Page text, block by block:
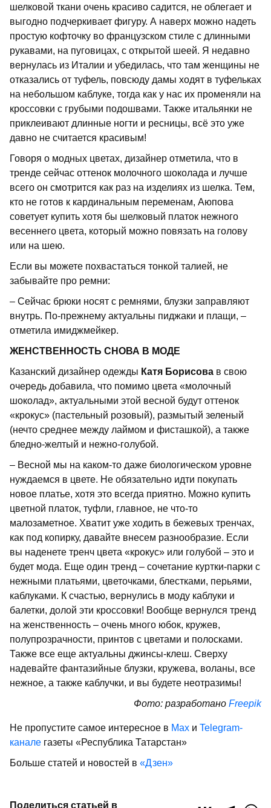
шелковой ткани очень красиво садится, не облегает и
выгодно подчеркивает фигуру. А наверх можно надеть
простую кофточку во французском стиле с длинными
рукавами, на пуговицах, с открытой шеей. Я недавно
вернулась из Италии и убедилась, что там женщины не
отказались от туфель, повсюду дамы ходят в туфельках
на небольшом каблуке, тогда как у нас их променяли на
кроссовки с грубыми подошвами. Также итальянки не
приклеивают длинные ногти и ресницы, всё это уже
давно не считается красивым!
Говоря о модных цветах, дизайнер отметила, что в
тренде сейчас оттенок молочного шоколада и лучше
всего он смотрится как раз на изделиях из шелка. Тем,
кто не готов к кардинальным переменам, Аюпова
советует купить хотя бы шелковый платок нежного
весеннего цвета, который можно повязать на голову
или на шею.
Если вы можете похвастаться тонкой талией, не
забывайте про ремни:
– Сейчас брюки носят с ремнями, блузки заправляют
внутрь. По-прежнему актуальны пиджаки и плащи, –
отметила имиджмейкер.
ЖЕНСТВЕННОСТЬ СНОВА В МОДЕ
Казанский дизайнер одежды Катя Борисова в свою
очередь добавила, что помимо цвета «молочный
шоколад», актуальными этой весной будут оттенок
«крокус» (пастельный розовый), размытый зеленый
(нечто среднее между лаймом и фисташкой), а также
бледно-желтый и нежно-голубой.
– Весной мы на каком-то даже биологическом уровне
нуждаемся в цвете. Не обязательно идти покупать
новое платье, хотя это всегда приятно. Можно купить
цветной платок, туфли, главное, не что-то
малозаметное. Хватит уже ходить в бежевых тренчах,
как под копирку, давайте внесем разнообразие. Если
вы наденете тренч цвета «крокус» или голубой – это и
будет мода. Еще один тренд – сочетание куртки-парки с
нежными платьями, цветочками, блестками, перьями,
каблуками. К счастью, вернулись в моду каблуки и
балетки, долой эти кроссовки! Вообще вернулся тренд
на женственность – очень много юбок, кружев,
полупрозрачности, принтов с цветами и полосками.
Также все еще актуальны джинсы-клеш. Сверху
надевайте фантазийные блузки, кружева, воланы, все
нежное, а также каблучки, и вы будете неотразимы!
Фото: разработано Freepik
Не пропустите самое интересное в Max и Telegram-
канале газеты «Республика Татарстан»
Больше статей и новостей в «Дзен»
Поделиться статьей в